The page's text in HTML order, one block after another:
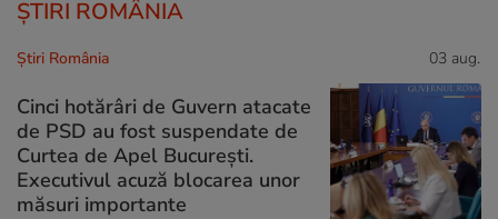
ȘTIRI ROMÂNIA
Știri România 03 aug.
Cinci hotărâri de Guvern atacate
de PSD au fost suspendate de
Curtea de Apel București.
Executivul acuză blocarea unor
măsuri importante